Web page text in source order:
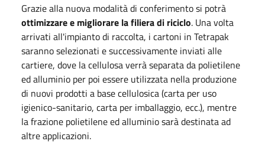
Grazie alla nuova modalità di conferimento si potrà
ottimizzare e migliorare la filiera di riciclo. Una volta
arrivati all'impianto di raccolta, i cartoni in Tetrapak
saranno selezionati e successivamente inviati alle
cartiere, dove la cellulosa verrà separata da polietilene
ed alluminio per poi essere utilizzata nella produzione
di nuovi prodotti a base cellulosica (carta per uso
igienico-sanitario, carta per imballaggio, ecc.), mentre
la frazione polietilene ed alluminio sarà destinata ad
altre applicazioni.